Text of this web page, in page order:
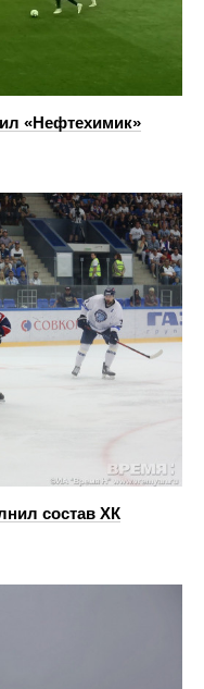
«Нефтехимик»
состав ХК